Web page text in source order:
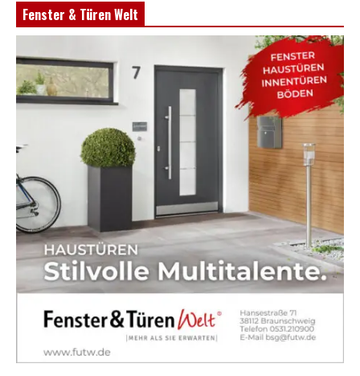
Fenster & Türen Welt